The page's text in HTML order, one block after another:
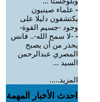
- علماء صينيون
يكتشفون دليلا على
وجود -جسيم القوة-
- -لا سمح الله-.. فانس
يحذر من أن يصبح
المصري عبدالرحمن
السيد ...
المزيد.....
احدث الأخبار المهمة